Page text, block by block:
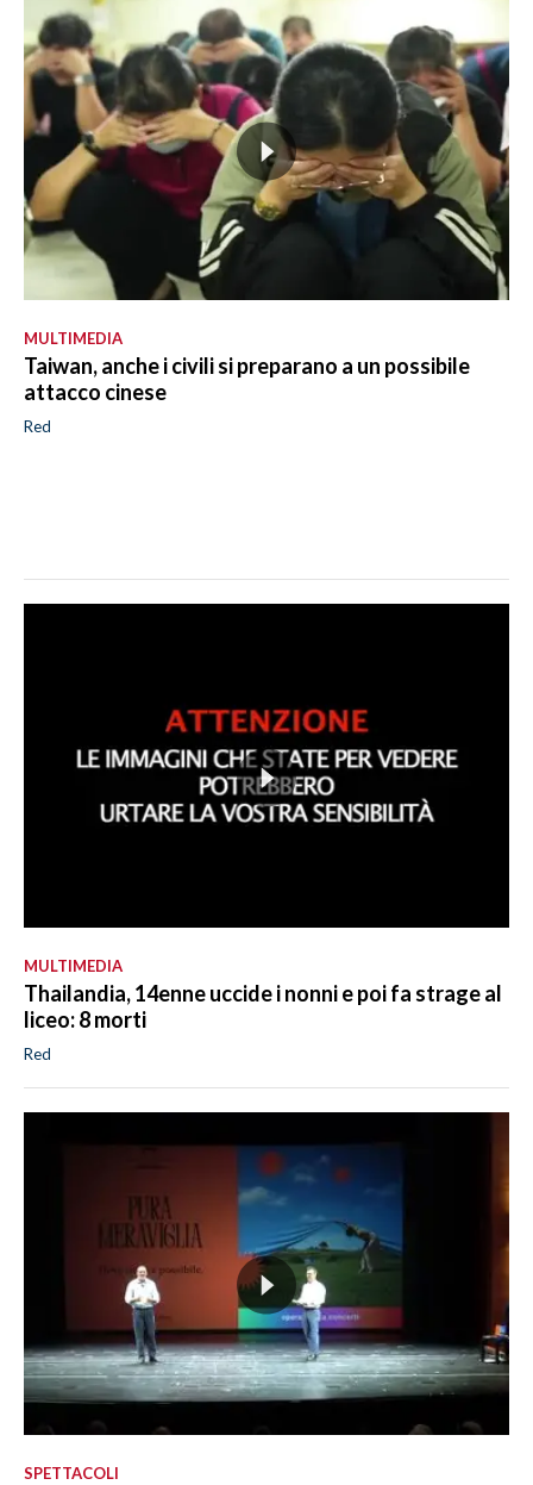
MULTIMEDIA
Taiwan, anche i civili si preparano a un possibile
attacco cinese
Red
MULTIMEDIA
Thailandia, 14enne uccide i nonni e poi fa strage al
liceo: 8 morti
Red
SPETTACOLI